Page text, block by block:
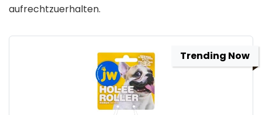
aufrechtzuerhalten.
Trending Now